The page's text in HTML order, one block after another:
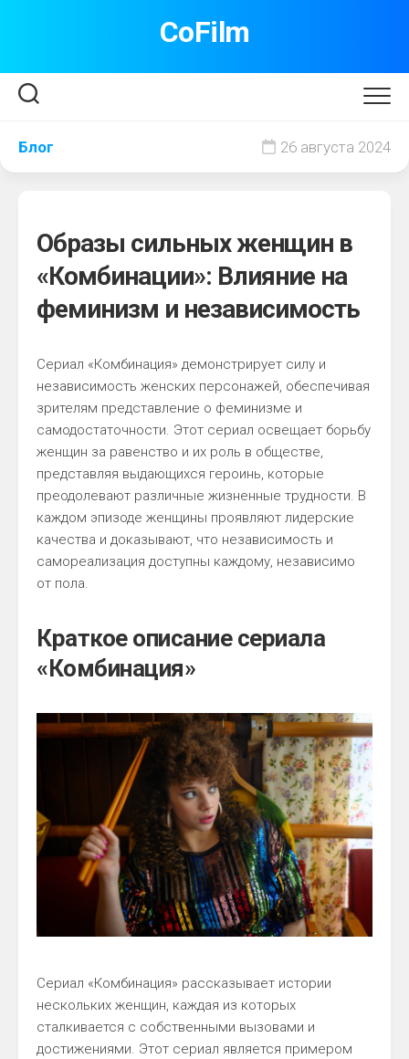
CoFilm
Блог 26 августа 2024
Образы сильных женщин в
«Комбинации»: Влияние на
феминизм и независимость
Сериал «Комбинация» демонстрирует силу и
независимость женских персонажей, обеспечивая
зрителям представление о феминизме и
самодостаточности. Этот сериал освещает борьбу
женщин за равенство и их роль в обществе,
представляя выдающихся героинь, которые
преодолевают различные жизненные трудности. В
каждом эпизоде женщины проявляют лидерские
качества и доказывают, что независимость и
самореализация доступны каждому, независимо
от пола.
Краткое описание сериала
«Комбинация»
Сериал «Комбинация» рассказывает истории
нескольких женщин, каждая из которых
сталкивается с собственными вызовами и
достижениями. Этот сериал является примером